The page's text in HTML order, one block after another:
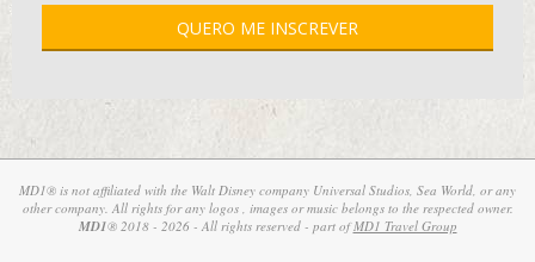
MD1® is not affiliated with the Walt Disney company Universal Studios, Sea World, or any
other company. All rights for any logos , images or music belongs to the respected owner.
MD1® 2018 - 2026 - All rights reserved - part ofMD1 Travel Group